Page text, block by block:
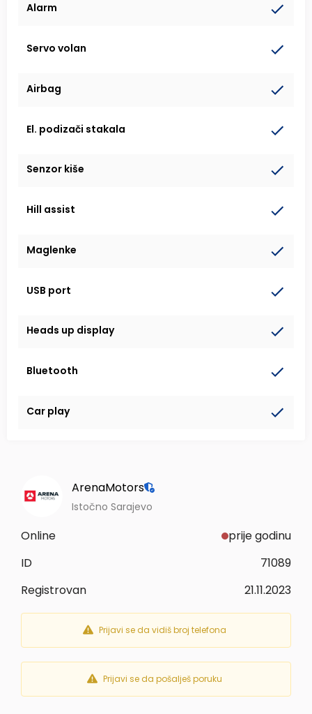
Alarm
Servo volan
Airbag
El. podizači stakala
Senzor kiše
Hill assist
Maglenke
USB port
Heads up display
Bluetooth
Car play
ArenaMotors
Istočno Sarajevo
Online
prije godinu
ID
71089
Registrovan
21.11.2023
Prijavi se da vidiš broj telefona
Prijavi se da pošalješ poruku